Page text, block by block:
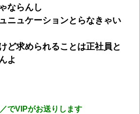
ならんし
ニュケーションとらなきゃい
ど求められることは正社員と
よ
でVIPがお送りします